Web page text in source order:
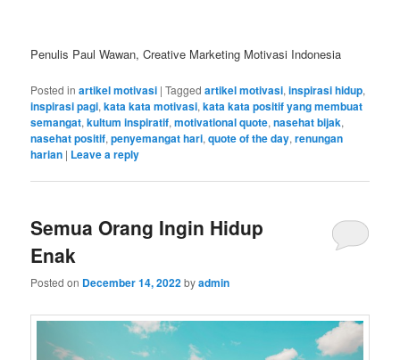
Penulis Paul Wawan, Creative Marketing Motivasi Indonesia
Posted in artikel motivasi |Tagged artikel motivasi,inspirasi hidup,
inspirasi pagi,kata kata motivasi,kata kata positif yang membuat
semangat,kultum inspiratif,motivational quote,nasehat bijak,
nasehat positif,penyemangat hari,quote of the day,renungan
harian | Leave a reply
Semua Orang Ingin Hidup
Enak
Posted on December 14, 2022byadmin